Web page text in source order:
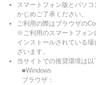
スマートフォン版とパソ
かじめご了承ください。
ご利用の際はブラウザの
※ご利用のスマートフォン
インストールされている
ざいます。
当サイトでの推奨環境は以
■Windows
ブラウザ：